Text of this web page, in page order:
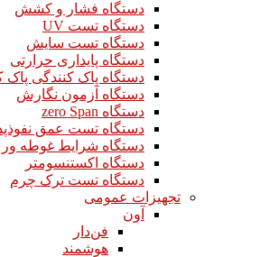
دستگاه فشار و کشش
دستگاه تست UV
دستگاه تست سایش
دستگاه پایداری حرارتی
دستگاه پاک کنندگی پاک
دستگاه آزمون نگارش
دستگاه zero Span
دستگاه تست عمق
دستگاه شرایط غوطه
دستگاه اکستنسومتر
دستگاه تست ترک چرم
تجهیزات عمومی
آون
فن‌دار
هوشمند